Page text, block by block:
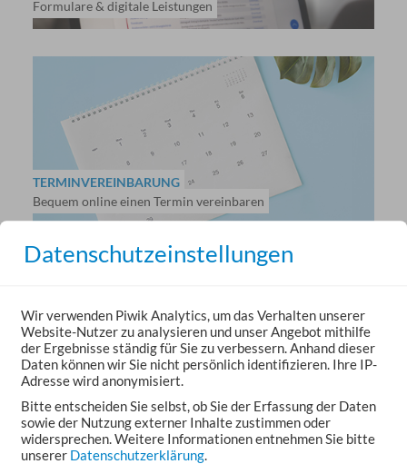
Formulare & digitale Leistungen
TERMINVEREINBARUNG
Bequem online einen Termin vereinbaren
BÜRGERSERVICE
Datenschutzeinstellungen
Wir verwenden Piwik Analytics, um das Verhalten unserer
Website-Nutzer zu analysieren und unser Angebot mithilfe
der Ergebnisse ständig für Sie zu verbessern. Anhand dieser
Daten können wir Sie nicht persönlich identifizieren. Ihre IP-
Adresse wird anonymisiert.
Bitte entscheiden Sie selbst, ob Sie der Erfassung der Daten
sowie der Nutzung externer Inhalte zustimmen oder
widersprechen. Weitere Informationen entnehmen Sie bitte
unserer Datenschutzerklärung.